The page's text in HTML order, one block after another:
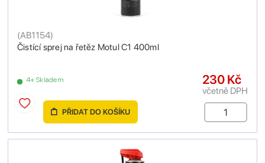
Čistící sprej na řetěz Motul C1 400ml
(AB1154)
4+ Skladem 230 Kč
včetně DPH
PŘIDAT DO KOŠÍKU